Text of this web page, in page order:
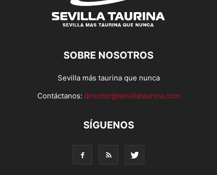
SOBRE NOSOTROS
Sevilla más taurina que nunca
Contáctanos: director@sevillataurina.com
SÍGUENOS